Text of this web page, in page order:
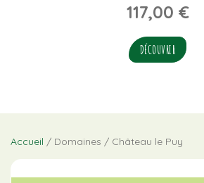
117,00 €
DÉCOUVRIR
Accueil / Domaines / Château le Puy